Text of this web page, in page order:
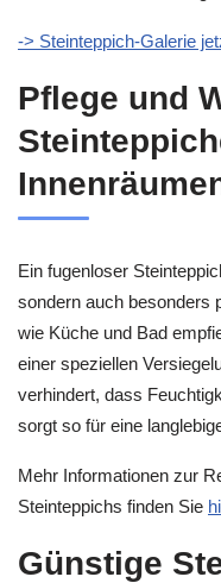
-> Steinteppich-Galerie
Pflege und
Ein fugenloser
sondern auch besonders
wie Küche und Bad
einer speziellen
verhindert, dass
sorgt so für eine
Mehr Informationen zur
Steinteppichs finden Sie
Günstige